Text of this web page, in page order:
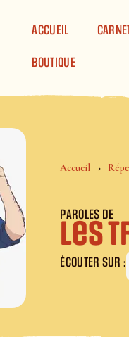
ACCUEIL
BOUTIQUE
Accueil
PAROLES DE
les
ÉCOUTER SUR :